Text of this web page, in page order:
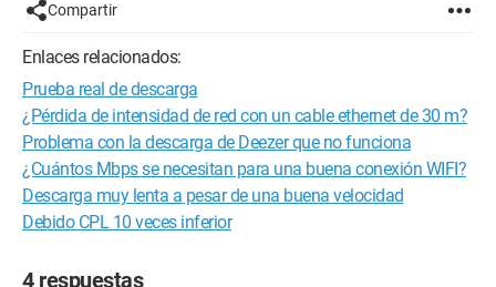
Gracias de antemano.
Compartir
Enlaces relacionados:
Prueba real de descarga
¿Pérdida de intensidad de red con un cable ethernet de 30 m?
Problema con la descarga de Deezer que no funciona
¿Cuántos Mbps se necesitan para una buena conexión WIFI?
Descarga muy lenta a pesar de una buena velocidad
Debido CPL 10 veces inferior
4 respuestas